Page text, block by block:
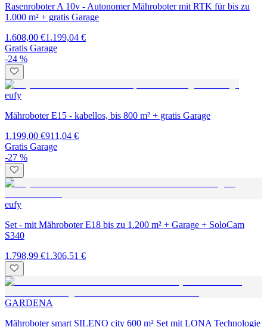
Rasenroboter A 10v - Autonomer Mähroboter mit RTK für bis zu
1.000 m² + gratis Garage
1.608,00 €1.199,04 €
Gratis Garage
-24 %
eufy
Mähroboter E15 - kabellos, bis 800 m² + gratis Garage
1.199,00 €911,04 €
Gratis Garage
-27 %
eufy
Set - mit Mähroboter E18 bis zu 1.200 m² + Garage + SoloCam
S340
1.798,99 €1.306,51 €
GARDENA
Mähroboter smart SILENO city 600 m² Set mit LONA Technologie